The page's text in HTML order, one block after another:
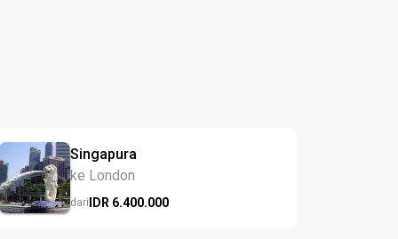
Singapura
ke London
dariIDR 6.400.000